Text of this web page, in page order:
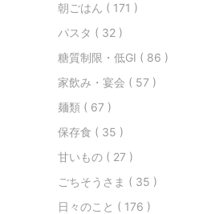
朝ごはん ( 171 )
パスタ ( 32 )
糖質制限・低GI ( 86 )
家飲み・宴会 ( 57 )
麺類 ( 67 )
保存食 ( 35 )
甘いもの ( 27 )
ごちそうさま ( 35 )
日々のこと ( 176 )